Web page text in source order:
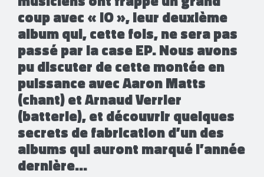
coup avec « IO », leur deuxième
album qui, cette fois, ne sera pas
passé par la case EP. Nous avons
pu discuter de cette montée en
puissance avec Aaron Matts
(chant) et Arnaud Verrier
(batterie), et découvrir quelques
secrets de fabrication d’un des
albums qui auront marqué l’année
dernière...